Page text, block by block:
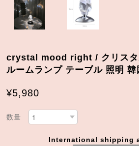
crystal mood right / クリスタ
ルームランプ テーブル 照明
¥5,980
数量
International shipping